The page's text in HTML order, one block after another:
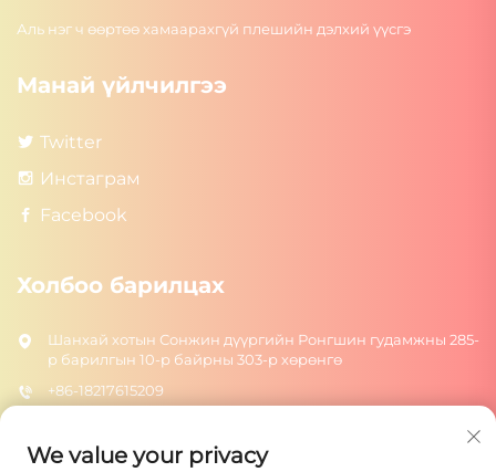
Аль нэг ч өөртөө хамаарахгүй плешийн дэлхий үүсгэ
Манай үйлчилгээ
Twitter
Инстаграм
Facebook
Холбоо барилцах
Шанхай хотын Сонжин дүүргийн Ронгшин гудамжны 285-
р барилгын 10-р байрны 303-р хөрөнгө
+86-18217615209
We value your privacy